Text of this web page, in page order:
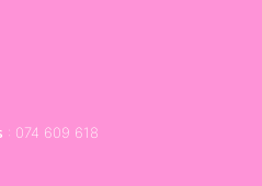
: 074 609 618